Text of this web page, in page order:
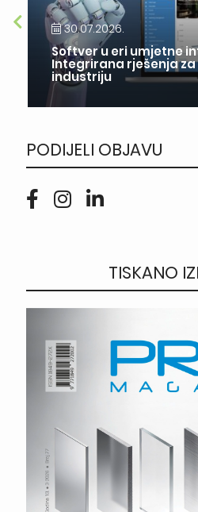
30.07.2026.
Softver u eri umjetne
Integrirana rješenja
industriju
PODIJELI OBJAVU
TISKANO